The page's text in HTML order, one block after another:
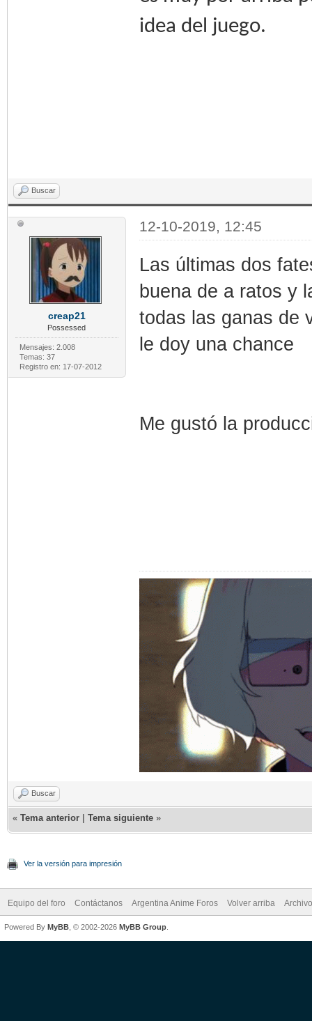
idea del juego.
Buscar
creap21
Possessed
Mensajes: 2.008
Temas: 37
Registro en: 17-07-2012
12-10-2019, 12:45
Las últimas dos
buena de a ratos y
todas las ganas de
le doy una chance
Me gustó la
Buscar
« Tema anterior Tema siguiente »
Ver la versión para impresión
Equipo del foro Contáctanos Argentina Anime Foros Volver arriba
Powered By MyBB , © 2002-2026 MyBB Group